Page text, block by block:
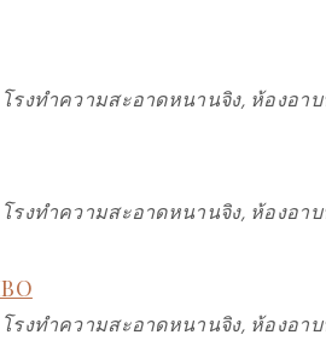
รงทำความสะอาดหนานจิง, ห้องอ
รงทำความสะอาดหนานจิง, ห้องอ
รงทำความสะอาดหนานจิง, ห้องอ